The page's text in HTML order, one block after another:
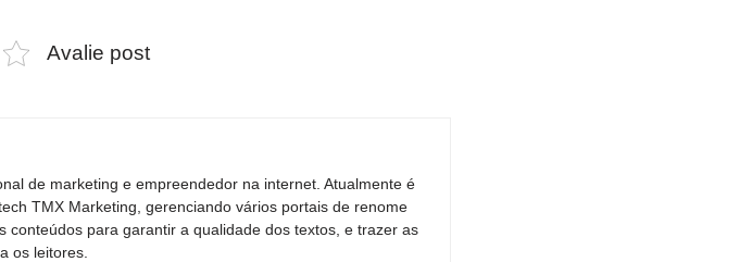
Avalie post
de marketing e empreendedor na internet. Atualmente é
TMX Marketing, gerenciando vários portais de renome
conteúdos para garantir a qualidade dos textos, e trazer as
os leitores.